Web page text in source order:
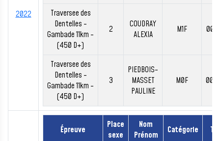
2022
Traversee des
Dentelles -
Gambade 11km -
(450 D+)
2
COUDRAY
ALEXIA
M1F
Traversee des
Dentelles -
Gambade 11km -
(450 D+)
3
PIEDBOIS-
MASSET
PAULINE
M0F
Épreuve
Place
sexe
Nom
Prénom
Catégorie